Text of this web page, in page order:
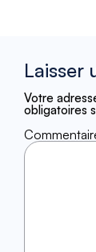
Laisser
Votre
obligatoires